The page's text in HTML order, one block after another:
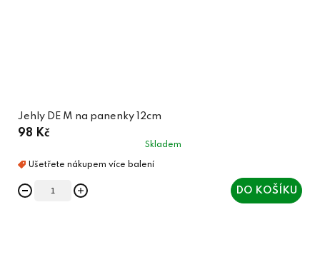
Jehly DE M na panenky 12cm
98 Kč
Skladem
DO KOŠÍKU